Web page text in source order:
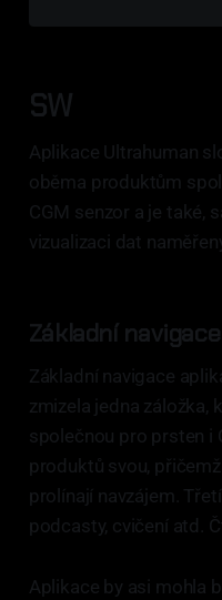
SW
Aplikace Ultrahuman
oběma produktům
CGM senzor a je také,
vizualizaci dat
Základní navigace
Základní navigace
zmizela jedna záložka,
společnou pro prsten i
produktů svou,
prolínají navzájem.
podcasty, cvičení atd.
Aplikace by asi mohla